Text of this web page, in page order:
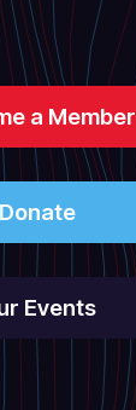
a Member
Donate
Events